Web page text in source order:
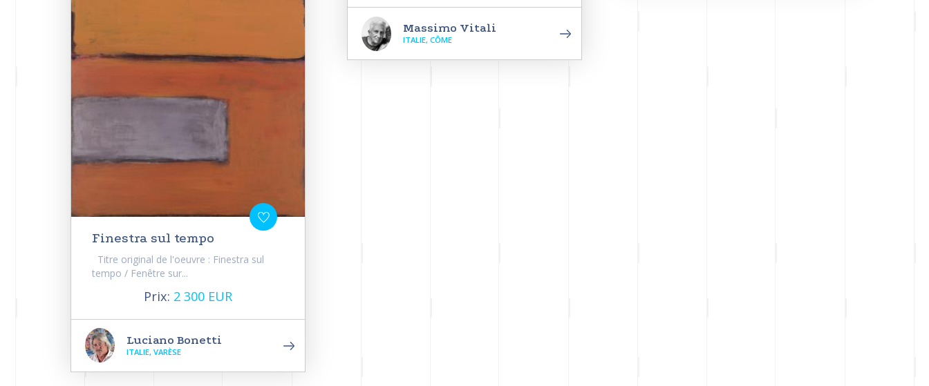
Finestra sul tempo
Titre original de l'oeuvre : Finestra sul
tempo / Fenêtre sur...
Prix: 2 300 EUR
Luciano Bonetti
ITALIE, VARÈSE
Massimo Vitali
ITALIE, CÔME